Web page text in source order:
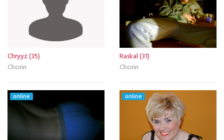
Chryyz (35)
Chorin
Raskal (31)
Chorin
online online